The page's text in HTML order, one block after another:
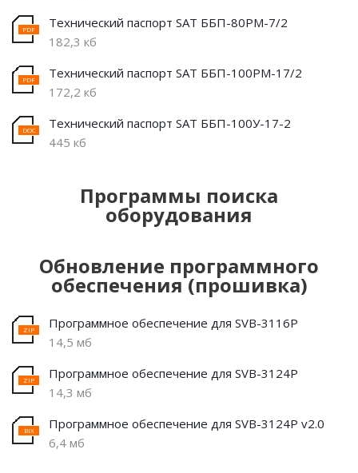
Технический паспорт SAT ББП-80РМ-7/2
182,3 кб
Технический паспорт SAT ББП-100РМ-17/2
172,2 кб
Технический паспорт SAT ББП-100У-17-2
445 кб
Программы поиска
оборудования
Обновление программного
обеспечения (прошивка)
Программное обеспечение для SVB-3116P
14,5 мб
Программное обеспечение для SVB-3124P
14,3 мб
Программное обеспечение для SVB-3124P v2.0
6,4 мб